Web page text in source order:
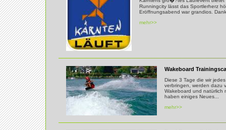
Runningcity lässt das Sportlerherz
Eröffnungsabend war grandios.
mehr>>
Wakeboard
Diese 3 Tage die wir
verbringen, werden dazu
Wakeboard und natürlich
haben einiges Neues...
mehr>>